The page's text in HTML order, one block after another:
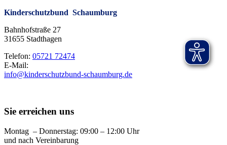
Kinderschutzbund Schaumburg
Bahnhofstraße 27
31655 Stadthagen
Telefon: 05721 72474
E-Mail:
info@kinderschutzbund-schaumburg.de
Sie erreichen uns
Montag – Donnerstag: 09:00 – 12:00 Uhr
und nach Vereinbarung